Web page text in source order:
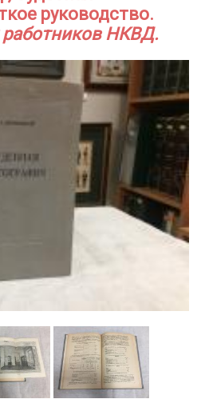
руководство.
работников НКВД.